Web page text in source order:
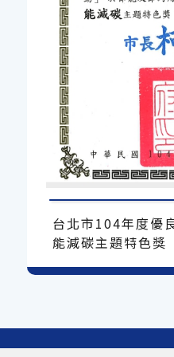
台北市104年度優
能減碳主題特色獎